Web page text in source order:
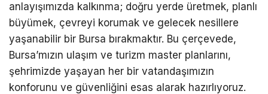
anlayışımızda kalkınma; doğru yerde üretmek, planlı
büyümek, çevreyi korumak ve gelecek nesillere
yaşanabilir bir Bursa bırakmaktır. Bu çerçevede,
Bursa’mızın ulaşım ve turizm master planlarını,
şehrimizde yaşayan her bir vatandaşımızın
konforunu ve güvenliğini esas alarak hazırlıyoruz.